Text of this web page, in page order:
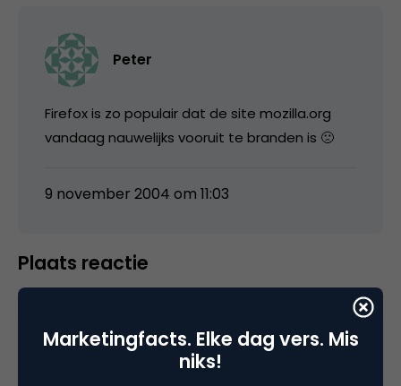
Peter
Firefox is zo populair dat de site mozilla.org
vandaag nauwelijks vooruit te branden is 🙁
9 november 2004 om 11:03
Plaats reactie
plaatsen.
Marketingfacts. Elke dag vers. Mis
niks!